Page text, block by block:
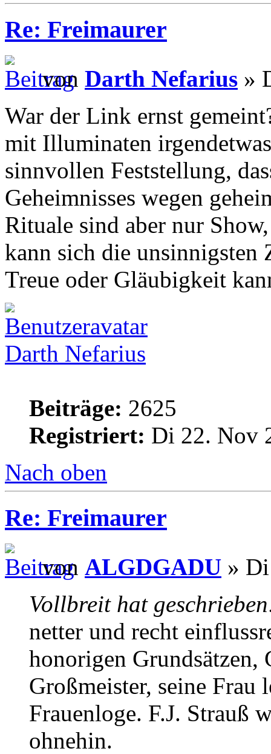
Re: Freimaurer
von Darth Nefarius »
War der Link ernst
mit Illuminaten
sinnvollen Feststellung,
Geheimnisses wegen
Rituale sind aber nur
kann sich die unsinnigsten
Treue oder Gläubigkeit
Darth Nefarius
Beiträge: 2625
Registriert: Di 22. Nov
Nach oben
Re: Freimaurer
von ALGDGADU »
Vollbreit hat
netter und recht
honorigen
Großmeister, seine Frau
Frauenloge. F.J. Strauß
ohnehin.